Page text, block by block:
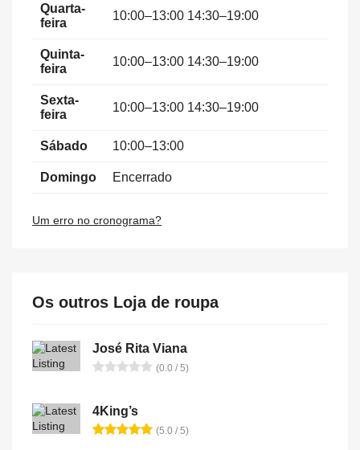
Quarta-
feira
10:00–13:00 14:30–19:00
Quinta-
feira
10:00–13:00 14:30–19:00
Sexta-
feira
10:00–13:00 14:30–19:00
Sábado 10:00–13:00
Domingo Encerrado
Um erro no cronograma?
Os outros Loja de roupa
José Rita Viana
(0.0 / 5)
4King’s
(5.0 / 5)